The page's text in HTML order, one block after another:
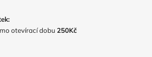
otevírací dobu 250Kč